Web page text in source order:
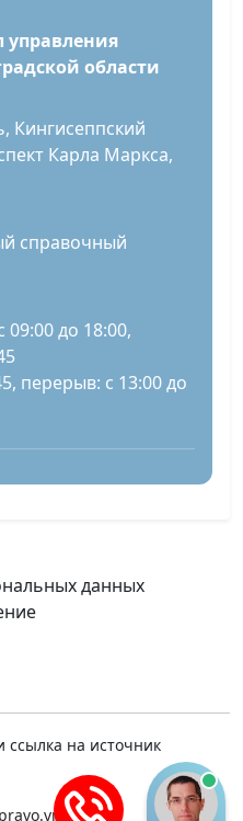
управления
области
Кингисеппский
Карла Маркса,
справочный
09:00 до 18:00,
перерыв: с 13:00 до
данных
на источник